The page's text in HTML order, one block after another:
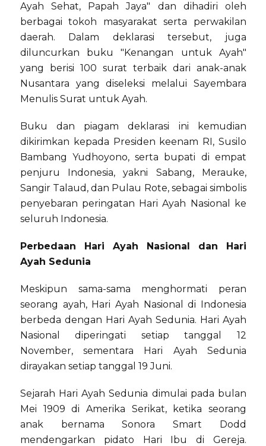
Ayah Sehat, Papah Jaya" dan dihadiri oleh
berbagai tokoh masyarakat serta perwakilan
daerah. Dalam deklarasi tersebut, juga
diluncurkan buku "Kenangan untuk Ayah"
yang berisi 100 surat terbaik dari anak-anak
Nusantara yang diseleksi melalui Sayembara
Menulis Surat untuk Ayah.
Buku dan piagam deklarasi ini kemudian
dikirimkan kepada Presiden keenam RI, Susilo
Bambang Yudhoyono, serta bupati di empat
penjuru Indonesia, yakni Sabang, Merauke,
Sangir Talaud, dan Pulau Rote, sebagai simbolis
penyebaran peringatan Hari Ayah Nasional ke
seluruh Indonesia.
Perbedaan Hari Ayah Nasional dan Hari
Ayah Sedunia
Meskipun sama-sama menghormati peran
seorang ayah, Hari Ayah Nasional di Indonesia
berbeda dengan Hari Ayah Sedunia. Hari Ayah
Nasional diperingati setiap tanggal 12
November, sementara Hari Ayah Sedunia
dirayakan setiap tanggal 19 Juni.
Sejarah Hari Ayah Sedunia dimulai pada bulan
Mei 1909 di Amerika Serikat, ketika seorang
anak bernama Sonora Smart Dodd
mendengarkan pidato Hari Ibu di Gereja.